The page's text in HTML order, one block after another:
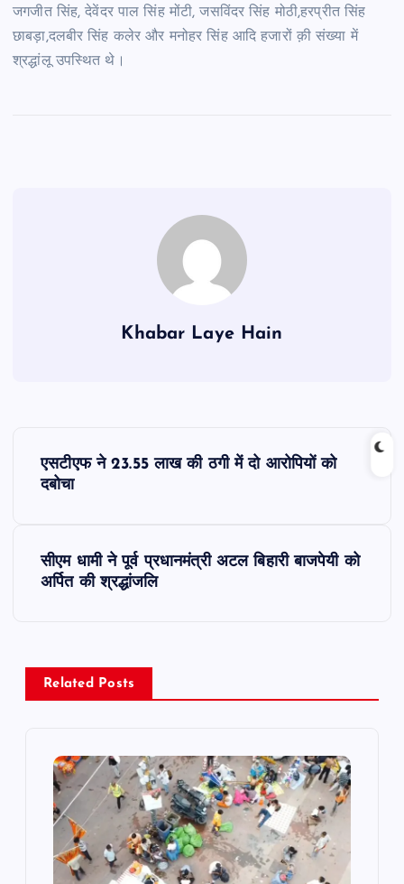
जगजीत सिंह, देवेंदर पाल सिंह मोंटी, जसविंदर सिंह मोठी,हरप्रीत सिंह
छाबड़ा,दलबीर सिंह कलेर और मनोहर सिंह आदि हजारों क़ी संख्या में
श्रद्धांलू उपस्थित थे।
Khabar Laye Hain
a
v
एसटीएफ ने 23.55 लाख की ठगी में दो आरोपियों को
दबोचा
सीएम धामी ने पूर्व प्रधानमंत्री अटल बिहारी बाजपेयी को
अर्पित की श्रद्धांजलि
Related Posts